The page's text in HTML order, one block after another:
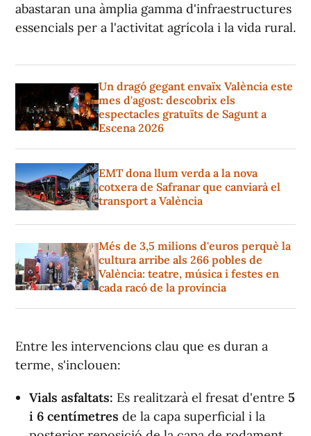
abastaran una àmplia gamma d'infraestructures
essencials per a l'activitat agrícola i la vida rural.
Un dragó gegant envaïx València este
mes d'agost: descobrix els
espectacles gratuïts de Sagunt a
Escena 2026
EMT dona llum verda a la nova
cotxera de Safranar que canviarà el
transport a València
Més de 3,5 milions d'euros perquè la
cultura arribe als 266 pobles de
València: teatre, música i festes en
cada racó de la província
Entre les intervencions clau que es duran a
terme, s'inclouen:
Vials asfaltats: Es realitzarà el fresat d'entre 5
i 6 centímetres de la capa superficial i la